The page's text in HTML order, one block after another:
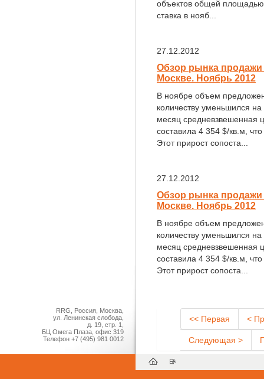
объектов общей
ставка в нояб...
27.12.2012
Обзор рынка
Москве. Ноябрь 2012
В ноябре объем
количеству уменьшился
месяц средневзвешенная
составила 4 354 $/кв.м,
Этот прирост сопоста...
27.12.2012
Обзор рынка
Москве. Ноябрь 2012
В ноябре объем
количеству уменьшился
месяц средневзвешенная
составила 4 354 $/кв.м,
Этот прирост сопоста...
<< Первая <
Следующая >
RRG, Россия, Москва,
ул. Ленинская слобода,
д. 19, стр. 1,
БЦ Омега Плаза, офис 319
Телефон +7 (495) 981 0012